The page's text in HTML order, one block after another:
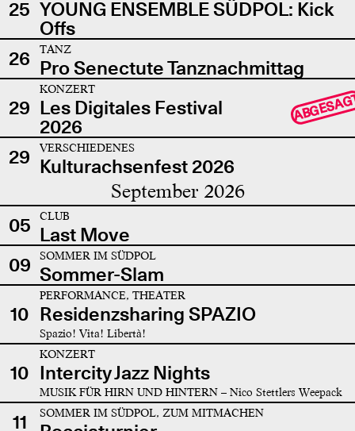
25 YOUNG ENSEMBLE SÜDPOL: Kick
Offs
26
TANZ
Pro Senectute Tanznachmittag
29
KONZERT
Les Digitales Festival
2026
29 VERSCHIEDENES
Kulturachsenfest 2026
September 2026
05 CLUB
Last Move
09
SOMMER IM SÜDPOL
Sommer-Slam
10
PERFORMANCE, THEATER
Residenzsharing SPAZIO
Spazio! Vita! Libertà!
10
KONZERT
Intercity Jazz Nights
MUSIK FÜR HIRN UND HINTERN – Nico Stettlers Weepack
11 SOMMER IM SÜDPOL, ZUM MITMACHEN